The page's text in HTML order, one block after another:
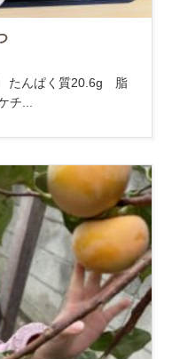
たんぱく質20.6g 脂
チ...